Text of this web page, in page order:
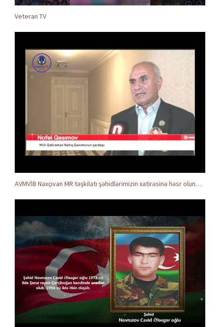
Veteran TV
AVMVİB Naxçıvan MR təşkilatı şəhidlərimizin xatirəsinə həsr olunmuş tədbir keçirdi